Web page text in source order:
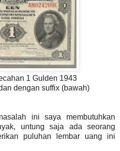
1 Gulden 1943
dengan suffix (bawah)
ini saya membutuhkan
untung saja ada seorang
puluhan lembar uang ini